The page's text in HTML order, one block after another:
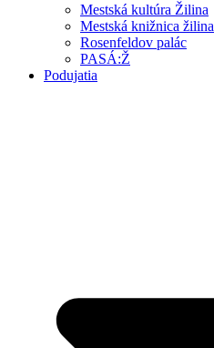
Mestská kultúra Žilina
Mestská knižnica žilina
Rosenfeldov palác
PASÁ:Ž
Podujatia